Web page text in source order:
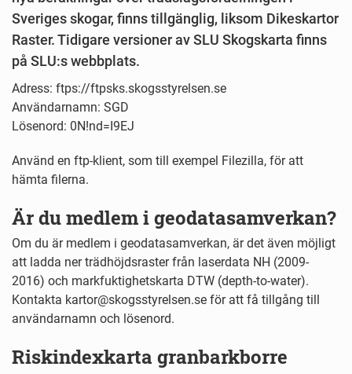
Sveriges skogar, finns tillgänglig, liksom Dikeskartor
Raster. Tidigare versioner av SLU Skogskarta finns
på SLU:s webbplats.
Adress: ftps://ftpsks.skogsstyrelsen.se
Användarnamn: SGD
Lösenord: 0N!nd=I9EJ
Använd en ftp-klient, som till exempel Filezilla, för att
hämta filerna.
Är du medlem i geodatasamverkan?
Om du är medlem i geodatasamverkan, är det även möjligt
att ladda ner trädhöjdsraster från laserdata NH (2009-
2016) och markfuktighetskarta DTW (depth-to-water).
Kontakta kartor@skogsstyrelsen.se för att få tillgång till
användarnamn och lösenord.
Riskindexkarta granbarkborre